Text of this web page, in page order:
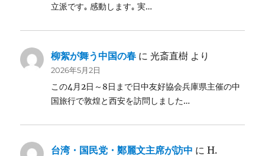
立派です｡ 感動します｡ 実…
柳絮が舞う中国の春 に光斎直樹 より
2026年5月2日
この4月2日～8日まで日中友好協会兵庫県主催の中
国旅行で敦煌と西安を訪問しました…
台湾・国民党・鄭麗文主席が訪中 にH.